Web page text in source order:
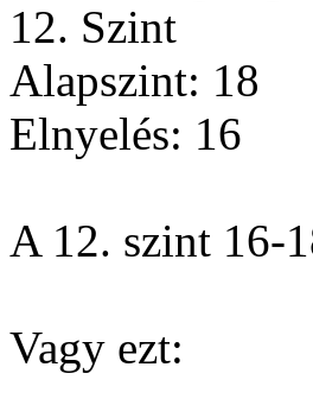
12. Szint
Alapszint: 18
Elnyelés: 16
A 12. szint 16-
Vagy ezt: